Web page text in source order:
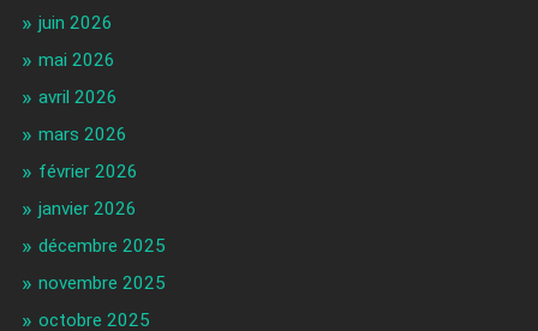
juin 2026
mai 2026
avril 2026
mars 2026
février 2026
janvier 2026
décembre 2025
novembre 2025
octobre 2025